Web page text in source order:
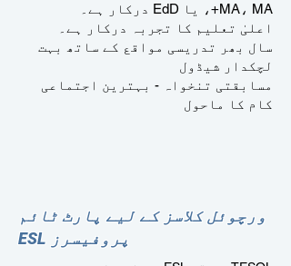
MA، MA+، یا EdD درکار ہے۔
اعلیٰ تعلیم کا تجربہ درکار ہے۔
سال بھر تدریسی مواقع کے ساتھ بہت
لچکدار شیڈول
مسابقتی تنخواہ - بہترین اجتماعی
کام کا ماحول
ورچوئل کلاسز کے لیے پارٹ ٹائم
ESL پروفیسرز